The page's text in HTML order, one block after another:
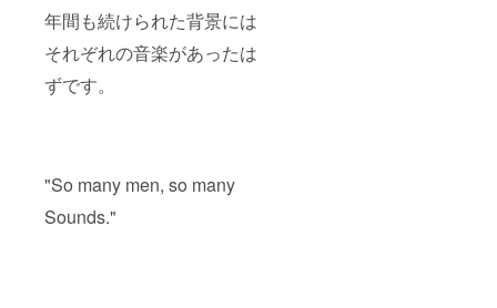
年間も続けられた背景には
それぞれの音楽があったは
ずです。
"So many men, so many
Sounds."